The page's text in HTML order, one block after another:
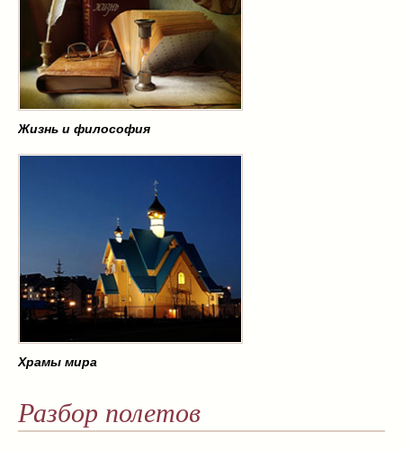
Жизнь и философия
Храмы мира
Разбор полетов